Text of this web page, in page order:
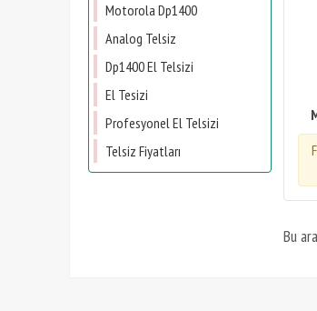
Motorola Dp1400
Analog Telsiz
Dp1400 El Telsizi
El Tesizi
Profesyonel El Telsizi
Telsiz Fiyatları
Bu